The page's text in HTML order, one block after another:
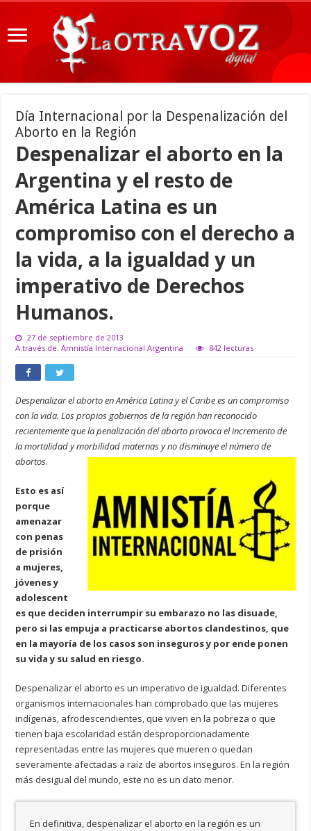
Día Internacional por la Despenalización del
Aborto en la Región
Despenalizar el aborto en la
Argentina y el resto de
América Latina es un
compromiso con el derecho a
la vida, a la igualdad y un
imperativo de Derechos
Humanos.
27 de septiembre de 2013
A través de: Amnistía Internacional Argentina
842 lecturas
Despenalizar el aborto en América Latina y el Caribe es un compromiso
con la vida. Los propios gobiernos de la región han reconocido
recientemente que la penalización del aborto provoca el incremento de
la mortalidad y morbilidad maternas y no disminuye el número de
abortos.
Esto es así
porque
amenazar
con penas
de prisión
a mujeres,
jóvenes y
adolescent
es que deciden interrumpir su embarazo no las disuade,
pero si las empuja a practicarse abortos clandestinos, que
en la mayoría de los casos son inseguros y por ende ponen
su vida y su salud en riesgo.
Despenalizar el aborto es un imperativo de igualdad. Diferentes
organismos internacionales han comprobado que las mujeres
indígenas, afrodescendientes, que viven en la pobreza o que
tienen baja escolaridad están desproporcionadamente
representadas entre las mujeres que mueren o quedan
severamente afectadas a raíz de abortos inseguros. En la región
más desigual del mundo, este no es un dato menor.
En definitiva, despenalizar el aborto en la región es un